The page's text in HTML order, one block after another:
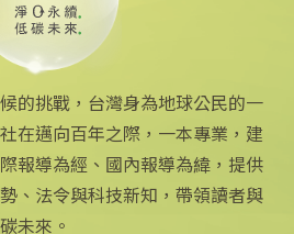
的挑戰，台灣身為地球公民的一
在邁向百年之際，一本專業，建
報導為經、國內報導為緯，提供
、法令與科技新知，帶領讀者與
未來。